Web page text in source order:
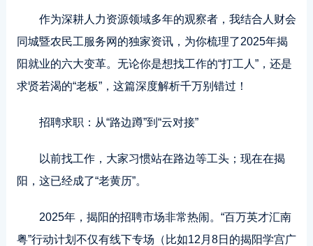
作为深耕人力资源领域多年的观察者，我结合人财会
同城暨农民工服务网的独家资讯，为你梳理了2025年揭
阳就业的六大变革。无论你是想找工作的“打工人”，还是
求贤若渴的“老板”，这篇深度解析千万别错过！
招聘求职：从“路边蹲”到“云对接”
以前找工作，大家习惯站在路边等工头；现在在揭
阳，这已经成了“老黄历”。
2025年，揭阳的招聘市场非常热闹。“百万英才汇南
粤”行动计划不仅有线下专场（比如12月8日的揭阳学宫广